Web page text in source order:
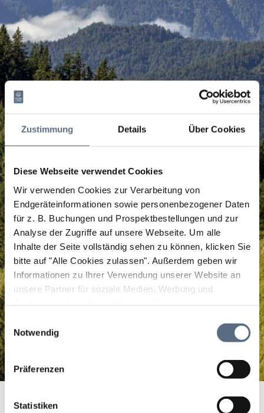
Zustimmung Details Über Cookies
Diese Webseite verwendet Cookies
Wir verwenden Cookies zur Verarbeitung von
Endgeräteinformationen sowie personenbezogener Daten
für z. B. Buchungen und Prospektbestellungen und zur
Analyse der Zugriffe auf unsere Webseite. Um alle
Inhalte der Seite vollständig sehen zu können, klicken Sie
bitte auf "Alle Cookies zulassen". Außerdem geben wir
Informationen zu Ihrer Verwendung unserer Website an
unsere Partner für soziale Medien, Werbung und
zusammen, die Sie ihnen bereitgestellt haben oder die
sie im Rahmen Ihrer Nutzung der Dienste gesammelt
Einwilligungsauswahl
Notwendig
Präferenzen
Statistiken